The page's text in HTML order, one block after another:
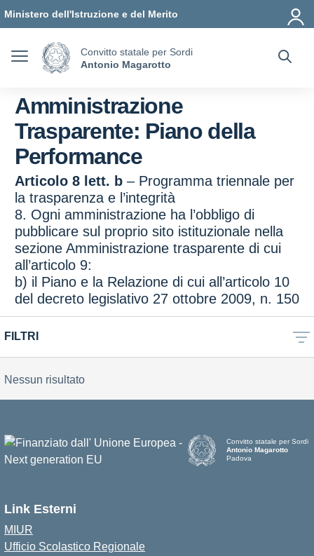
Ministero dell'Istruzione e del Merito
Convitto statale per Sordi
Antonio Magarotto
Amministrazione
Trasparente: Piano della
Performance
Articolo 8 lett. b – Programma triennale per
la trasparenza e l’integrità
8. Ogni amministrazione ha l’obbligo di
pubblicare sul proprio sito istituzionale nella
sezione Amministrazione trasparente di cui
all’articolo 9:
b) il Piano e la Relazione di cui all’articolo 10
del decreto legislativo 27 ottobre 2009, n. 150
FILTRI
Nessun risultato
Convitto statale per Sordi
Antonio Magarotto
Padova
Link Esterni
MIUR
Ufficio Scolastico Regionale